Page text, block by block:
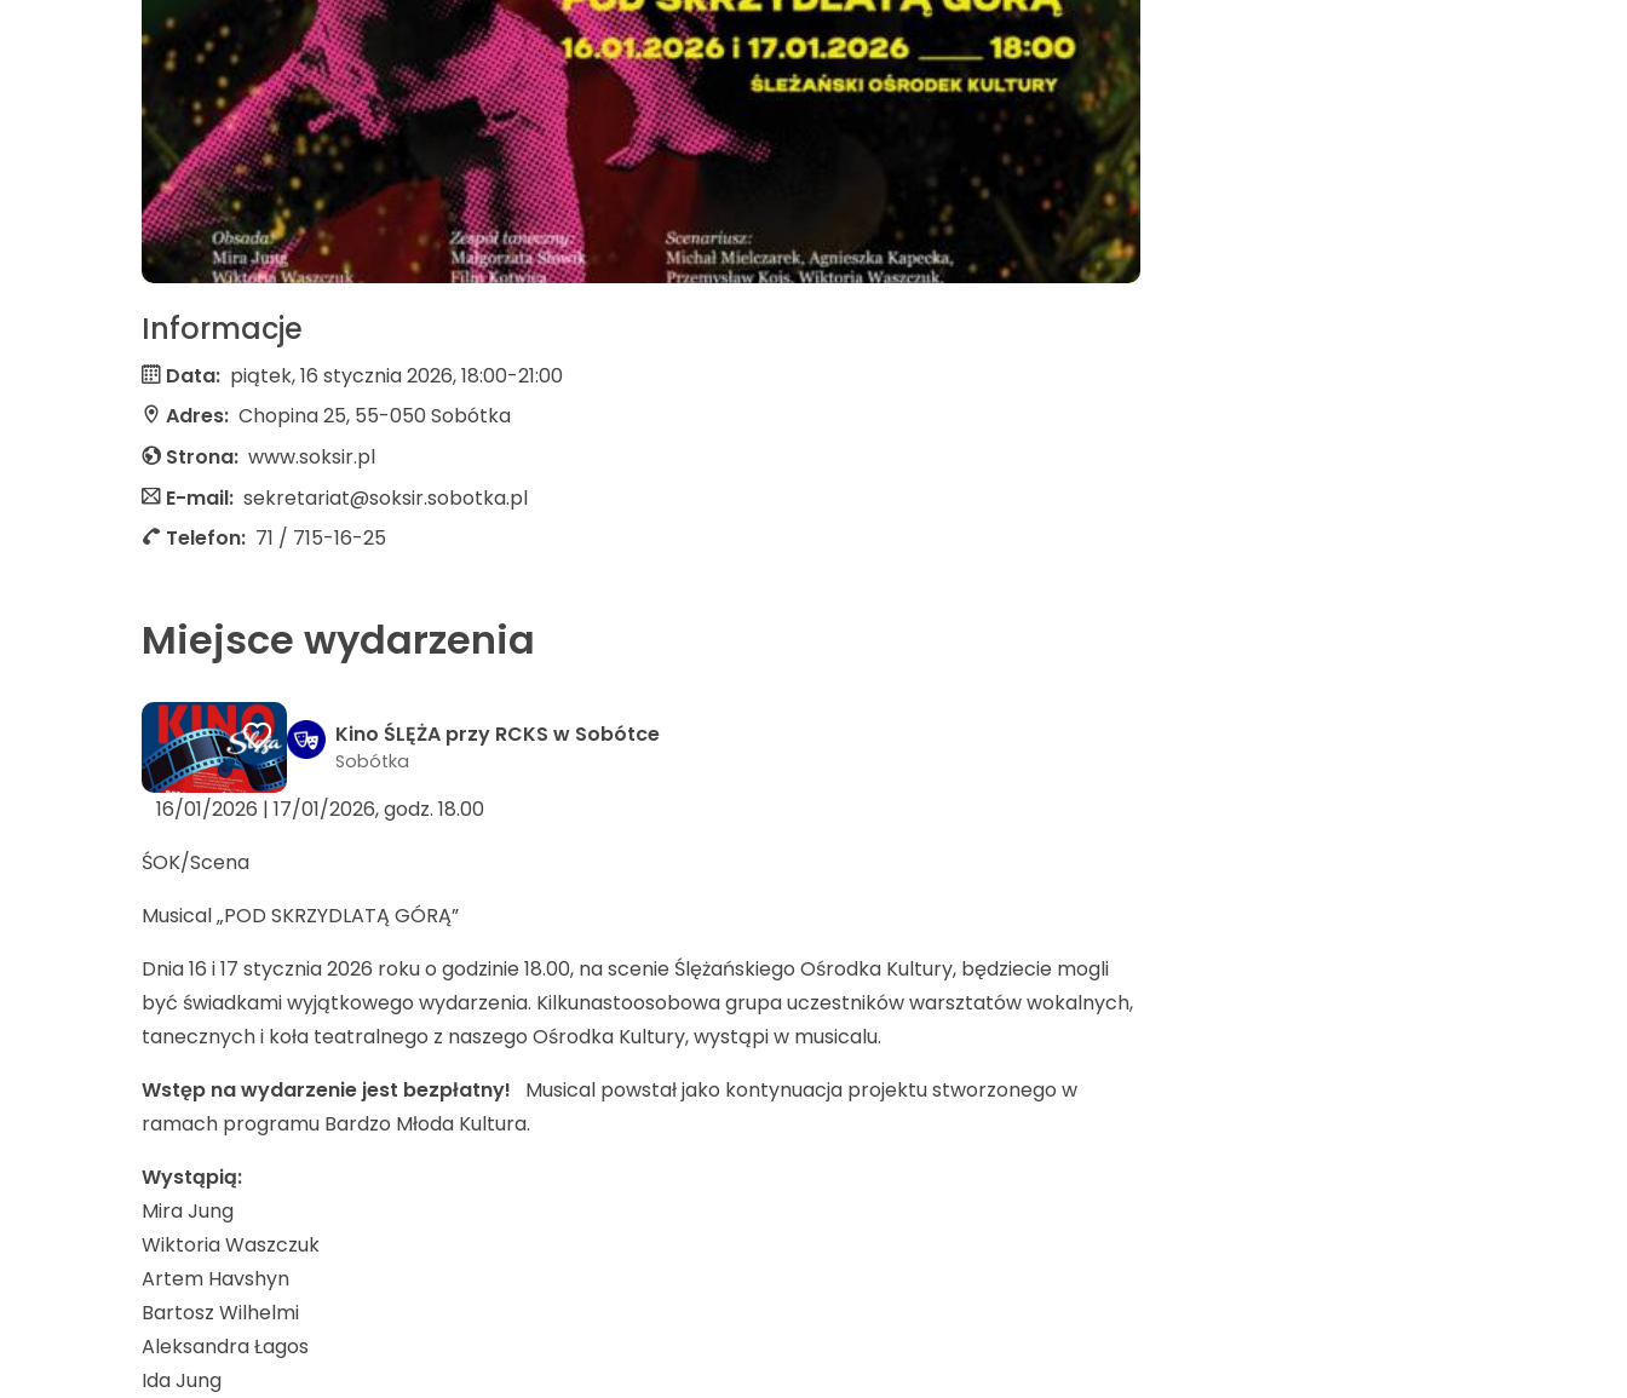
Informacje
Data: piątek, 16 stycznia 2026, 18:00-21:00
Adres: Chopina 25, 55-050 Sobótka
Strona: www.soksir.pl
E-mail: sekretariat@soksir.sobotka.pl
Telefon: 71 / 715-16-25
Miejsce wydarzenia
Kino ŚLĘŻA przy RCKS w Sobótce
Sobótka
16/01/2026 | 17/01/2026, godz. 18.00
ŚOK/Scena
Musical „POD SKRZYDLATĄ GÓRĄ”
Dnia 16 i 17 stycznia 2026 roku o godzinie 18.00, na scenie Ślężańskiego Ośrodka Kultury, będziecie mogli
być świadkami wyjątkowego wydarzenia. Kilkunastoosobowa grupa uczestników warsztatów wokalnych,
tanecznych i koła teatralnego z naszego Ośrodka Kultury, wystąpi w musicalu.
Wstęp na wydarzenie jest bezpłatny! Musical powstał jako kontynuacja projektu stworzonego w
ramach programu Bardzo Młoda Kultura.
Wystąpią:
Mira Jung
Wiktoria Waszczuk
Artem Havshyn
Bartosz Wilhelmi
Aleksandra Łagos
Ida Jung